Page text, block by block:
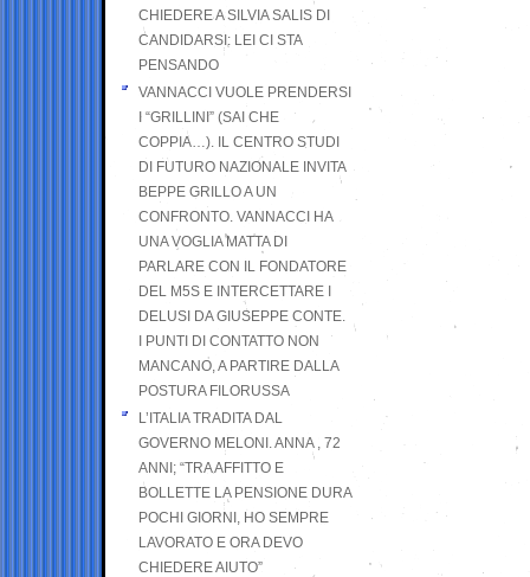
CHIEDERE A SILVIA SALIS DI
CANDIDARSI: LEI CI STA
PENSANDO
VANNACCI VUOLE PRENDERSI
I “GRILLINI” (SAI CHE
COPPIA…). IL CENTRO STUDI
DI FUTURO NAZIONALE INVITA
BEPPE GRILLO A UN
CONFRONTO. VANNACCI HA
UNA VOGLIA MATTA DI
PARLARE CON IL FONDATORE
DEL M5S E INTERCETTARE I
DELUSI DA GIUSEPPE CONTE.
I PUNTI DI CONTATTO NON
MANCANO, A PARTIRE DALLA
POSTURA FILORUSSA
L’ITALIA TRADITA DAL
GOVERNO MELONI. ANNA , 72
ANNI; “TRA AFFITTO E
BOLLETTE LA PENSIONE DURA
POCHI GIORNI, HO SEMPRE
LAVORATO E ORA DEVO
CHIEDERE AIUTO”